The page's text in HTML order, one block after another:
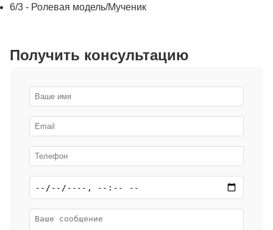
6/3 - Ролевая модель/Мученик
Получить консультацию